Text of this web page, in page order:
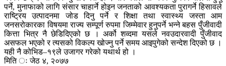
पर्ने, मुनाफाको लागि संसार चाहार्ने होइन जनताको आवश्यकता पुरागर्ने हिसावले
राष्ट्रिय उत्पादनमा जोड दिनु पर्ने र शिक्षा तथा स्वास्थ्य जस्ता आम
जनसरोकारका विषयमा राज्य सम्पूर्ण रुपमा जिम्मेवार हुनुपर्ने भन्ने बहस पुँजीवादी
कित्ता भित्र नै छेडिदिएको छ । अर्को शव्दमा यसले नवउदारवादी पुँजीवाद
असफल भएको र त्यसको विकल्प खोज्नु पर्ने समय आइपुगेको सन्देश दिएको छ ।
यही नै कोभिड–१९ले उजागर गरेको यथार्थ हो ।
मिति ः जेठ ४, २०७७